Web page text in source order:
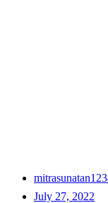
July 27, 2022